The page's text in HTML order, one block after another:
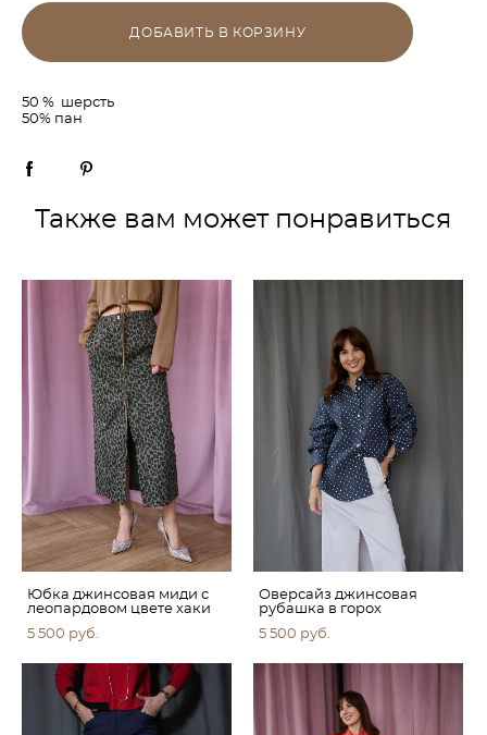
ДОБАВИТЬ В КОРЗИНУ
50 % шерсть
50% пан
Также вам может понравиться
Юбка джинсовая миди с
леопардовом цвете хаки
5 500 pуб.
Оверсайз джинсовая
рубашка в горох
5 500 pуб.